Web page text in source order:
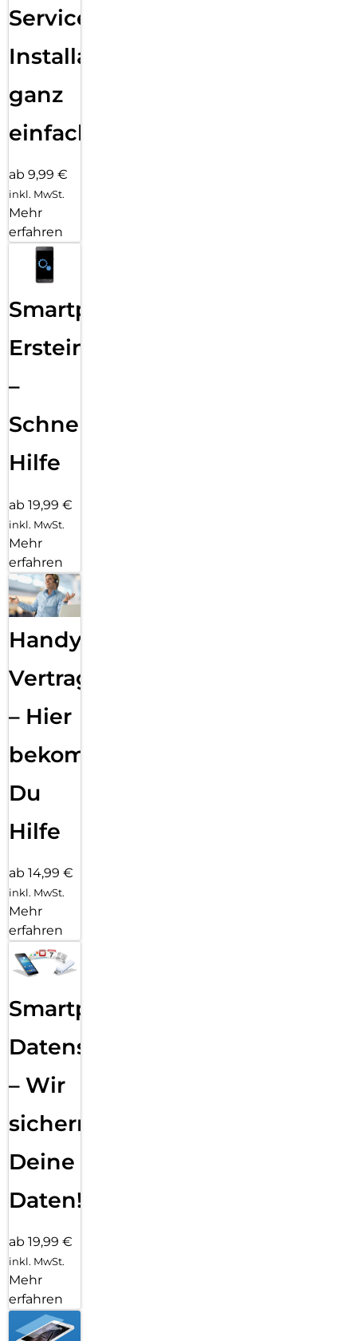
Services
Installation
ganz
einfach
ab 9,99 €
inkl. MwSt.
Mehr
erfahren
Smartphone
Ersteinrichtung
–
Schnelle
Hilfe
ab 19,99 €
inkl. MwSt.
Mehr
erfahren
Handy
Vertragsabwicklung
– Hier
bekommst
Du
Hilfe
ab 14,99 €
inkl. MwSt.
Mehr
erfahren
Smartphone
Datensicherung
– Wir
sichern
Deine
Daten!
ab 19,99 €
inkl. MwSt.
Mehr
erfahren